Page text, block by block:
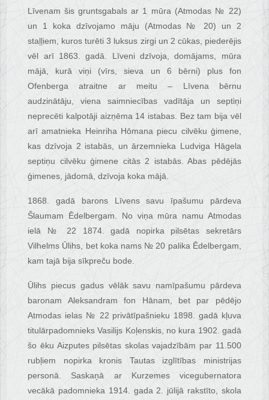
Līvenam šis gruntsgabals ar 1 mūra (Atmodas № 22)
un 1 koka dzīvojamo māju (Atmodas № 20) un 2
staļļiem, kuros turēti 3 luksus zirgi un 2 cūkas, piederējis
vēl arī 1863. gadā. Līveni dzīvoja, domājams, mūra
mājā, kurā viņi (vīrs, sieva un 6 bērni) plus fon
Ofenberga atraitne ar meitu – Līvena bērnu
audzinātāju, viena saimniecības vadītāja un septiņi
neprecēti kalpotāji aizņēma 14 istabas. Bez tam bija vēl
arī amatnieka Heinriha Hōmana piecu cilvēku ģimene,
kas dzīvoja 2 istabās, un ārzemnieka Ludviga Hāgela
septiņu cilvēku ģimene citās 2 istabās. Abas pēdējās
ģimenes, jādomā, dzīvoja koka mājā.
1868. gadā barons Līvens savu īpašumu pārdeva
Šlaumam Ēdelbergam. No viņa mūra namu Atmodas
ielā № 22 1874. gadā nopirka pilsētas sekretārs
Vilhelms Ūlihs, bet koka nams № 20 palika Ēdelbergam,
kam tajā bija sīkpreču bode.
Ūlihs piecus gadus vēlāk savu namīpašumu pārdeva
baronam Aleksandram fon Hānam, bet par pēdējo
Atmodas ielas № 22 privātīpašnieku 1898. gadā kļuva
titulārpadomnieks Vasilijs Koļenskis, no kura 1902. gadā
šo ēku Aizputes pilsētas skolas vajadzībām par 11.500
rubļiem nopirka kronis Tautas izglītības ministrijas
personā. Saskaņā ar Kurzemes vicegubernatora
vecākā padomnieka 1914. gada 2. jūlijā rakstīto, skola